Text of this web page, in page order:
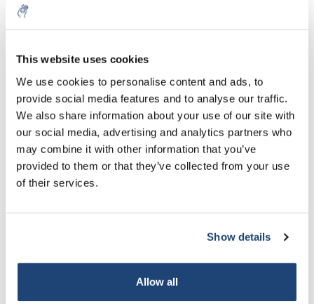
This website uses cookies
We use cookies to personalise content and ads, to
provide social media features and to analyse our traffic.
We also share information about your use of our site with
our social media, advertising and analytics partners who
may combine it with other information that you’ve
provided to them or that they’ve collected from your use
of their services.
Show details
Allow all
250 mm Meer
Alles in de winkelwagen
Informatie
Gerelateerde producten